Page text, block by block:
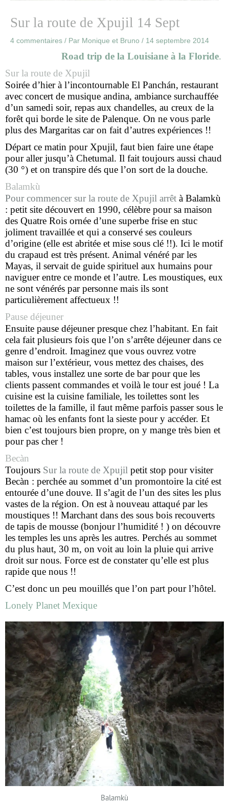
Sur la route de Xpujil 14 Sept
4 commentaires / Par Monique et Bruno / 14 septembre 2014
Road trip de la Louisiane à la Floride.
Sur la route de Xpujil
Soirée d’hier à l’incontournable El Panchán, restaurant
avec concert de musique andina, ambiance surchauffée
d’un samedi soir, repas aux chandelles, au creux de la
forêt qui borde le site de Palenque. On ne vous parle
plus des Margaritas car on fait d’autres expériences !!
Départ ce matin pour Xpujil, faut bien faire une étape
pour aller jusqu’à Chetumal. Il fait toujours aussi chaud
(30 °) et on transpire dés que l’on sort de la douche.
Balamkù
Pour commencer sur la route de Xpujil arrêt à Balamkù
: petit site découvert en 1990, célèbre pour sa maison
des Quatre Rois ornée d’une superbe frise en stuc
joliment travaillée et qui a conservé ses couleurs
d’origine (elle est abritée et mise sous clé !!). Ici le motif
du crapaud est très présent. Animal vénéré par les
Mayas, il servait de guide spirituel aux humains pour
naviguer entre ce monde et l’autre. Les moustiques, eux
ne sont vénérés par personne mais ils sont
particulièrement affectueux !!
Pause déjeuner
Ensuite pause déjeuner presque chez l’habitant. En fait
cela fait plusieurs fois que l’on s’arrête déjeuner dans ce
genre d’endroit. Imaginez que vous ouvrez votre
maison sur l’extérieur, vous mettez des chaises, des
tables, vous installez une sorte de bar pour que les
clients passent commandes et voilà le tour est joué ! La
cuisine est la cuisine familiale, les toilettes sont les
toilettes de la famille, il faut même parfois passer sous le
hamac où les enfants font la sieste pour y accéder. Et
bien c’est toujours bien propre, on y mange très bien et
pour pas cher !
Becàn
Toujours Sur la route de Xpujil petit stop pour visiter
Becàn : perchée au sommet d’un promontoire la cité est
entourée d’une douve. Il s’agit de l’un des sites les plus
vastes de la région. On est à nouveau attaqué par les
moustiques !! Marchant dans des sous bois recouverts
de tapis de mousse (bonjour l’humidité ! ) on découvre
les temples les uns après les autres. Perchés au sommet
du plus haut, 30 m, on voit au loin la pluie qui arrive
droit sur nous. Force est de constater qu’elle est plus
rapide que nous !!
C’est donc un peu mouillés que l’on part pour l’hôtel.
Lonely Planet Mexique
Balamkù